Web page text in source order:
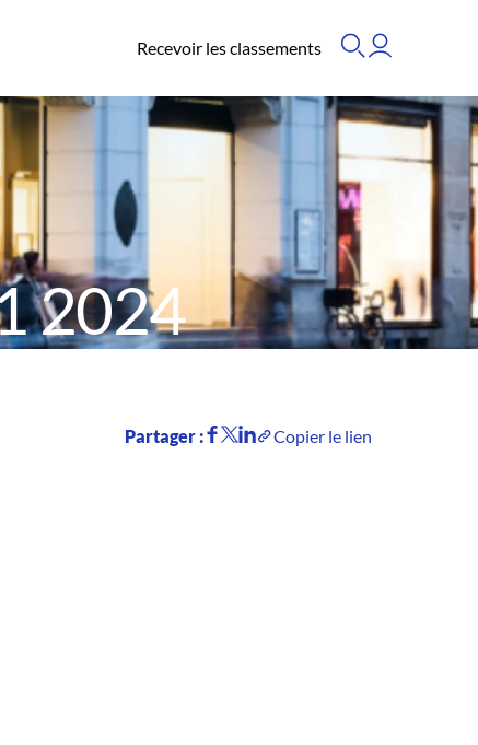
Recevoir les classements
2024
Partager : Copier le lien